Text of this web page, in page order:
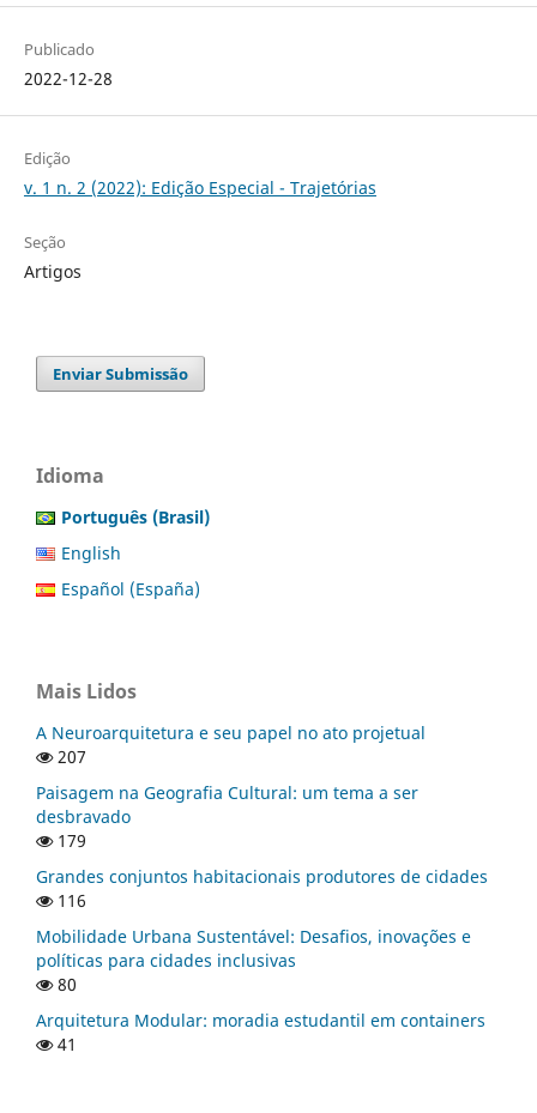
Publicado
2022-12-28
Edição
v. 1 n. 2 (2022): Edição Especial - Trajetórias
Seção
Artigos
Enviar Submissão
Idioma
Português (Brasil)
English
Español (España)
Mais Lidos
A Neuroarquitetura e seu papel no ato projetual
207
Paisagem na Geografia Cultural: um tema a ser
desbravado
179
Grandes conjuntos habitacionais produtores de cidades
116
Mobilidade Urbana Sustentável: Desafios, inovações e
políticas para cidades inclusivas
80
Arquitetura Modular: moradia estudantil em containers
41